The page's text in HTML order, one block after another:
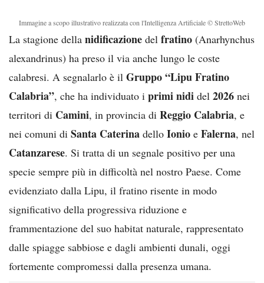
Immagine a scopo illustrativo realizzata con l'Intelligenza Artificiale © StrettoWeb
La stagione della nidificazione del fratino (Anarhynchus
alexandrinus) ha preso il via anche lungo le coste
calabresi. A segnalarlo è il Gruppo “Lipu Fratino
Calabria”, che ha individuato i primi nidi del 2026 nei
territori di Camini, in provincia di Reggio Calabria, e
nei comuni di Santa Caterina dello Ionio e Falerna, nel
Catanzarese. Si tratta di un segnale positivo per una
specie sempre più in difficoltà nel nostro Paese. Come
evidenziato dalla Lipu, il fratino risente in modo
significativo della progressiva riduzione e
frammentazione del suo habitat naturale, rappresentato
dalle spiagge sabbiose e dagli ambienti dunali, oggi
fortemente compromessi dalla presenza umana.